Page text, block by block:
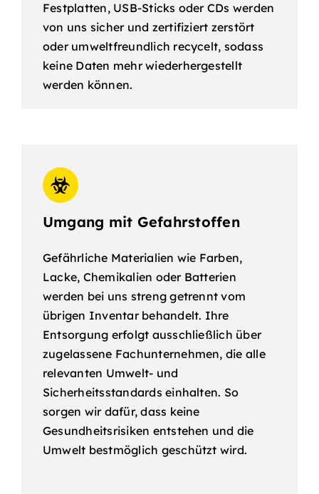
Festplatten, USB-Sticks oder CDs werden
von uns sicher und zertifiziert zerstört
oder umweltfreundlich recycelt, sodass
keine Daten mehr wiederhergestellt
werden können.
Umgang mit Gefahrstoffen
Gefährliche Materialien wie Farben,
Lacke, Chemikalien oder Batterien
werden bei uns streng getrennt vom
übrigen Inventar behandelt. Ihre
Entsorgung erfolgt ausschließlich über
zugelassene Fachunternehmen, die alle
relevanten Umwelt- und
Sicherheitsstandards einhalten. So
sorgen wir dafür, dass keine
Gesundheitsrisiken entstehen und die
Umwelt bestmöglich geschützt wird.